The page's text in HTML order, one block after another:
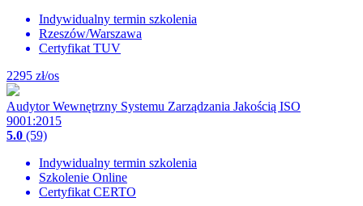
Indywidualny termin szkolenia
Rzeszów/Warszawa
Certyfikat TUV
2295 zł/os
Audytor Wewnętrzny Systemu Zarządzania Jakością ISO
9001:2015
5.0 (59)
Indywidualny termin szkolenia
Szkolenie Online
Certyfikat CERTO